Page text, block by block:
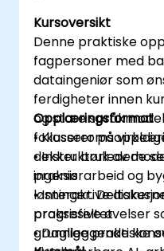
Få verdifull
i prestasjon,
Kursoversikt
Denne praktiske
fagpersoner med
dataingeniør som
ferdigheter innen
og store
fokuserer på
dekker bruk av
ingeniørarbeid og
løsninger.
progresive øvelser
grunnleggende
Opplæringsformat
•
• Instruktørledede
praksis
• Interaktive
praksisfeltet
• Daglige praktiske